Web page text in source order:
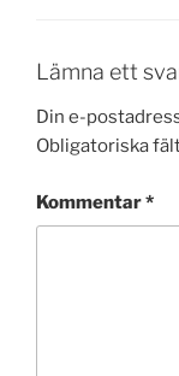
Lämna ett
Din e-
Obligatoriska
Kommentar*